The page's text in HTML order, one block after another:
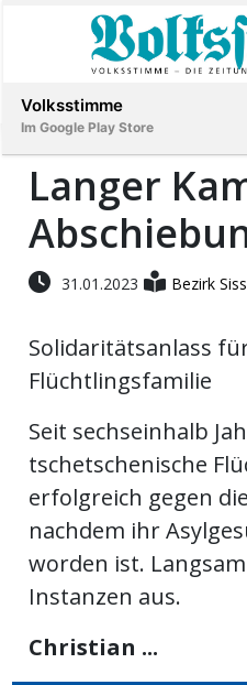
Immobilien
Veranstaltungen
Stellen
Paper
App
Fussball
Langer
31.01.2023 Bezirk
Solidaritätsanlass
Flüchtlingsfamilie
Seit sechseinhalb
tschetschenische
erfolgreich gegen
nachdem ihr
worden ist.
Instanzen aus.
Christian ...
Volksstimme
Im Google Play Store